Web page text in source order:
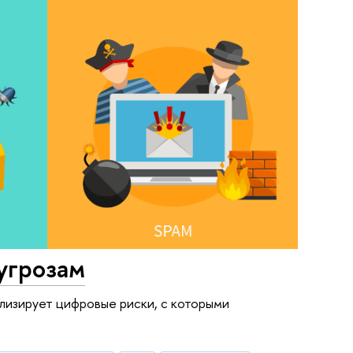
цифровые риски, с которыми